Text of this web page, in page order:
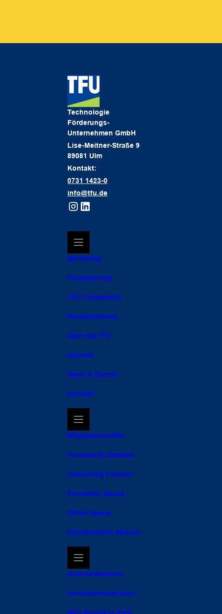
Technologie
Förderungs-
Unternehmen GmbH
Lise-Meitner-Straße 9
89081 Ulm
Kontakt:
0731 1423-0
info@tfu.de
Mentoring
Finanzierung
TFU Community
Kooperationen
Über die TFU
Karriere
News & Events
Kontakt
Mitgliedschaften
Community Member
Coworking Fixdesk
Founders’ Space
Office Space
Collaboration Spaces
Gründerzentrum
Innovationszentrum